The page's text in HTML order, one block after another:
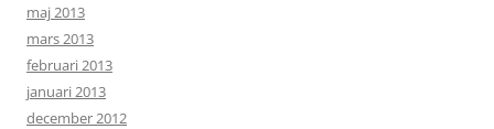
maj 2013
mars 2013
februari 2013
januari 2013
december 2012